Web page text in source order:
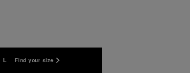
L Find your size